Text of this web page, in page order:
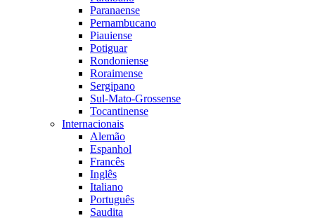
Paranaense
Pernambucano
Piauiense
Potiguar
Rondoniense
Roraimense
Sergipano
Sul-Mato-Grossense
Tocantinense
Internacionais
Alemão
Espanhol
Francês
Inglês
Italiano
Português
Saudita